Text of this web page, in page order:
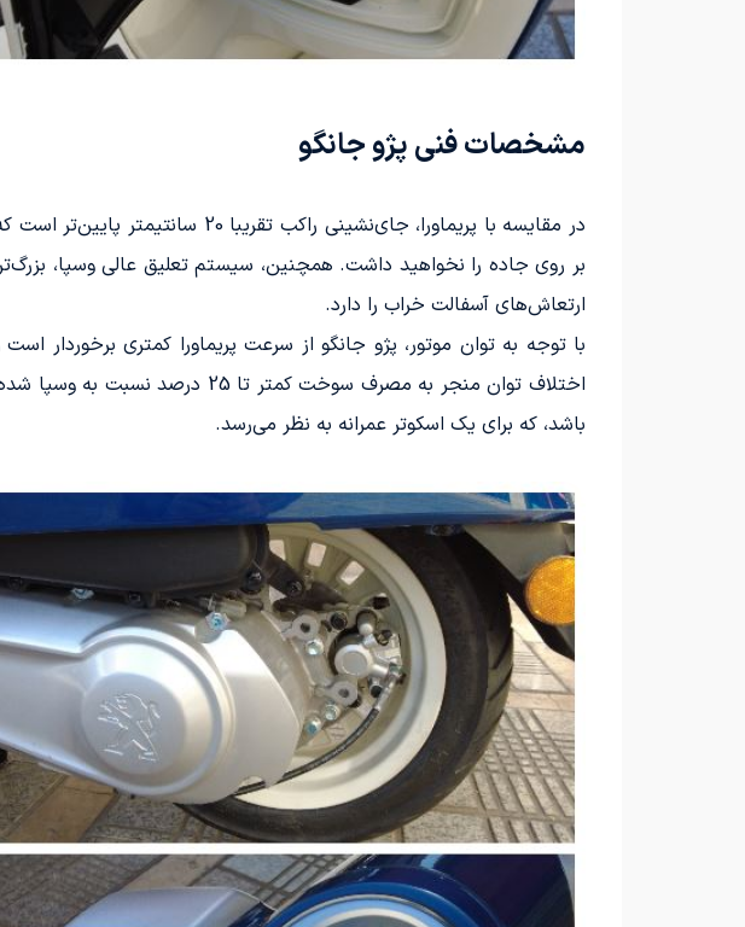
مشخصات فنی پژو جانگو
در مقایسه با پریماورا،
بر روی جاده را نخواهید داشت. همچنین، سیستم تعلیق عالی وسپا،
ارتعاش‌های آسفالت خراب را دارد.
با توجه به توان موتور، پژو جانگو از سرعت پریماورا کمتری
باشد، که برای یک اسکوتر عمرانه به نظر می‌رسد.